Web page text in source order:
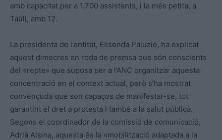
amb capacitat per a 1.700 assistents, i la més petita, a
Taüll, amb 12.
La presidenta de l’entitat, Elisenda Paluzie, ha explicat
aquest dimecres en roda de premsa que són conscients
del «repte» que suposa per a l’ANC organitzar aquesta
concentració en el context actual, però s’ha mostrat
convençuda que son capaços de manifestar-se, tot
garantint el dret a protesta i també a la salut pública.
Segons el coordinador de la comissió de comunicació,
Adrià Alsina, aquesta és la «mobilització adaptada a la